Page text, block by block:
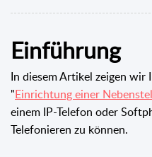
Einführung
In diesem Artikel zeigen
"Einrichtung einer
einem IP-Telefon oder
Telefonieren zu können.